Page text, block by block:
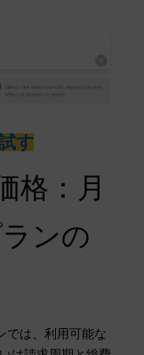
す
格：月
ンの
では、利用可能な